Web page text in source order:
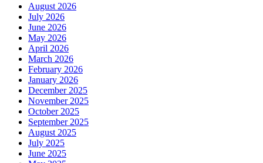
August 2026
July 2026
June 2026
May 2026
April 2026
March 2026
February 2026
January 2026
December 2025
November 2025
October 2025
September 2025
August 2025
July 2025
June 2025